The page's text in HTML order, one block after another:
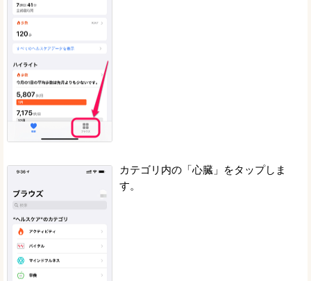
カテゴリ内の「心臓」をタップしま
す。